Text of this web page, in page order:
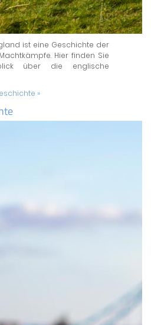
ist eine Geschichte der
Hier finden Sie
über die englische
»